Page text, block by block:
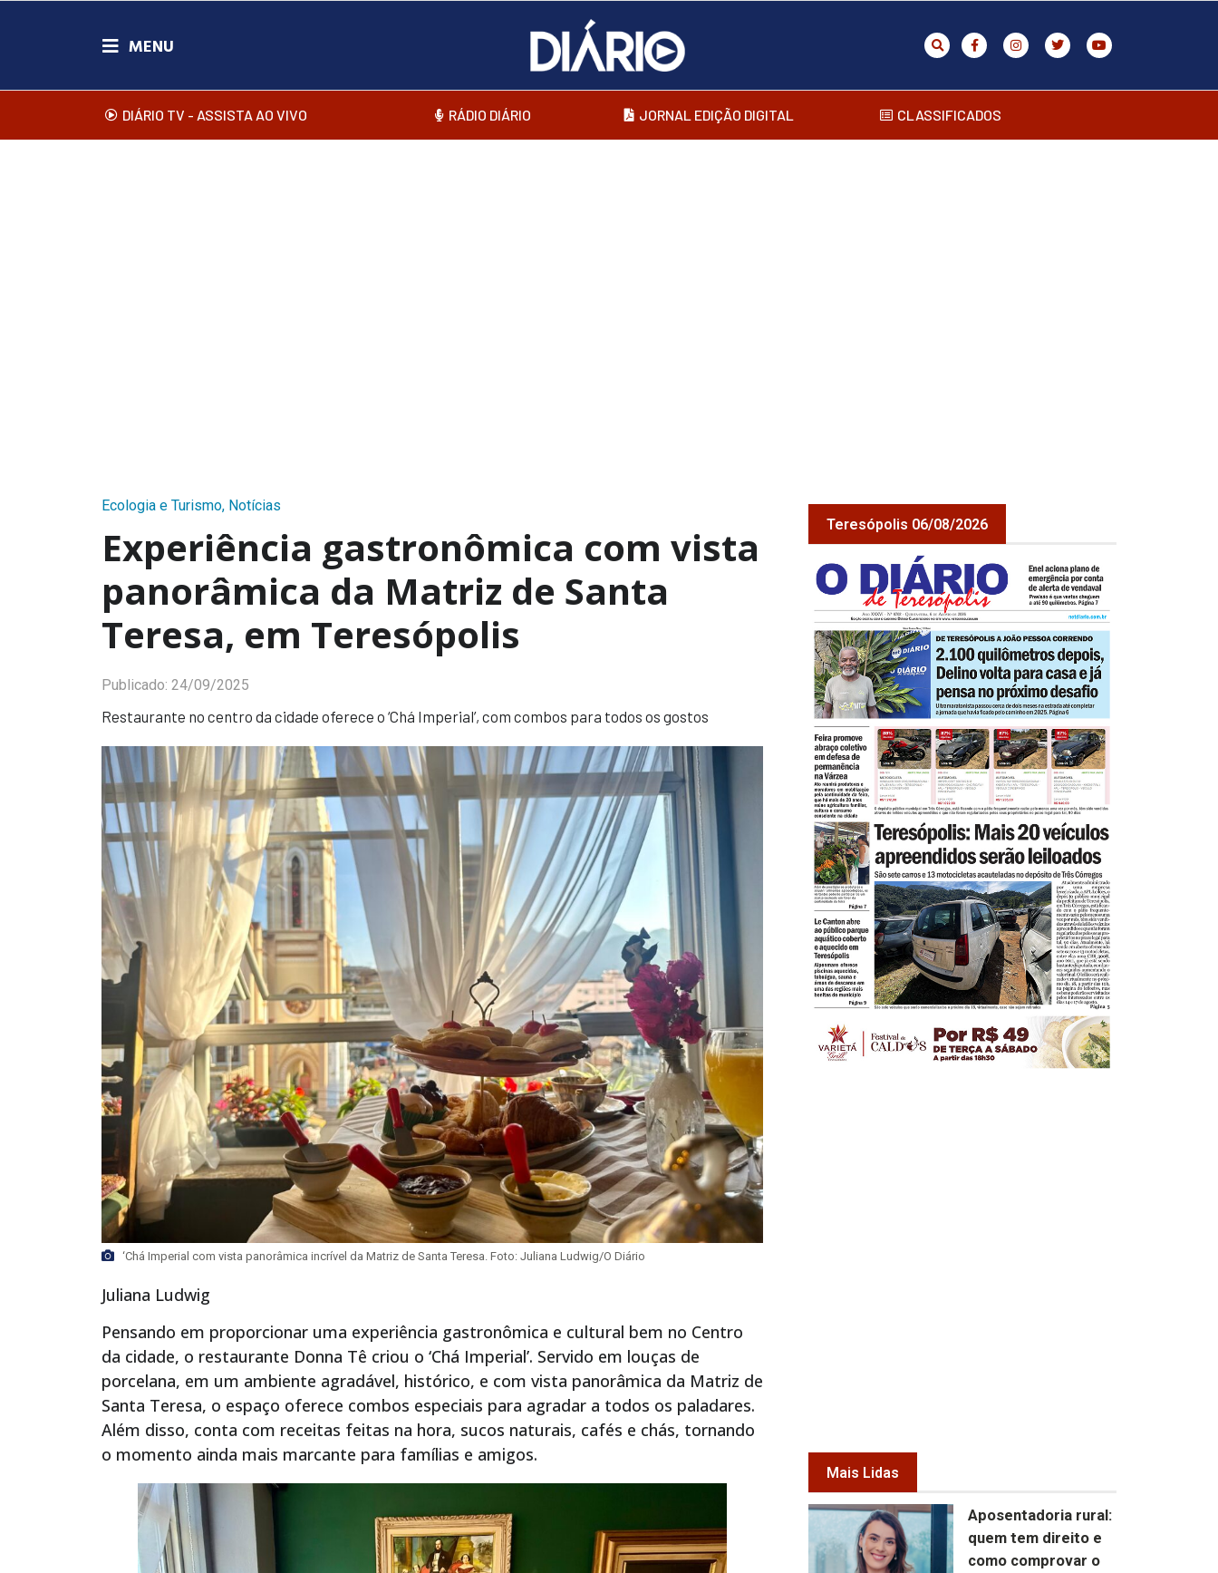
DIÁRIO TV - ASSISTA AO VIVO RÁDIO DIÁRIO JORNAL EDIÇÃO DIGITAL CLASSIFICADOS
Ecologia e Turismo, Notícias
Experiência gastronômica com vista
panorâmica da Matriz de Santa
Teresa, em Teresópolis
Publicado: 24/09/2025
Restaurante no centro da cidade oferece o ‘Chá Imperial’, com combos para todos os gostos
‘Chá Imperial com vista panorâmica incrível da Matriz de Santa Teresa. Foto: Juliana Ludwig/O Diário
Juliana Ludwig
Pensando em proporcionar uma experiência gastronômica e cultural bem no Centro
da cidade, o restaurante Donna Tê criou o ‘Chá Imperial’. Servido em louças de
porcelana, em um ambiente agradável, histórico, e com vista panorâmica da Matriz de
Santa Teresa, o espaço oferece combos especiais para agradar a todos os paladares.
Além disso, conta com receitas feitas na hora, sucos naturais, cafés e chás, tornando
o momento ainda mais marcante para famílias e amigos.
Teresópolis 06/08/2026
Mais Lidas
Aposentadoria rural:
quem tem direito e
como comprovar o